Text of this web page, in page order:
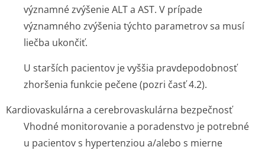
významné zvýšenie ALT a AST. V prípade
významného zvýšenia týchto parametrov sa musí
liečba ukončiť.
U starších pacientov je vyššia pravdepodobnosť
zhoršenia funkcie pečene (pozri časť 4.2).
Kardiovaskulárna a cerebrovaskulárna bezpečnosť
Vhodné monitorovanie a poradenstvo je potrebné
u pacientov s hypertenziou a/alebo s mierne